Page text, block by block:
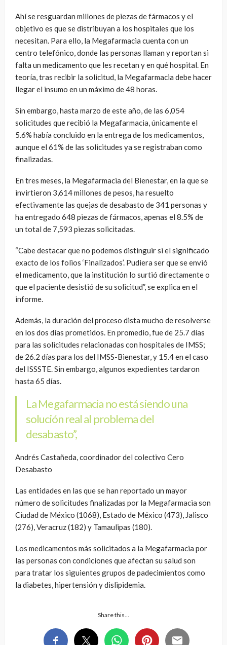
Ahí se resguardan millones de piezas de fármacos y el
objetivo es que se distribuyan a los hospitales que los
necesitan. Para ello, la Megafarmacia cuenta con un
centro telefónico, donde las personas llaman y reportan si
falta un medicamento que les recetan y en qué hospital. En
teoría, tras recibir la solicitud, la Megafarmacia debe hacer
llegar el insumo en un máximo de 48 horas.
Sin embargo, hasta marzo de este año, de las 6,054
solicitudes que recibió la Megafarmacia, únicamente el
5.6% había concluido en la entrega de los medicamentos,
aunque el 61% de las solicitudes ya se registraban como
finalizadas.
En tres meses, la Megafarmacia del Bienestar, en la que se
invirtieron 3,614 millones de pesos, ha resuelto
efectivamente las quejas de desabasto de 341 personas y
ha entregado 648 piezas de fármacos, apenas el 8.5% de
un total de 7,593 piezas solicitadas.
“Cabe destacar que no podemos distinguir si el significado
exacto de los folios ‘Finalizados’. Pudiera ser que se envió
el medicamento, que la institución lo surtió directamente o
que el paciente desistió de su solicitud”, se explica en el
informe.
Además, la duración del proceso dista mucho de resolverse
en los dos días prometidos. En promedio, fue de 25.7 días
para las solicitudes relacionadas con hospitales de IMSS;
de 26.2 días para los del IMSS-Bienestar, y 15.4 en el caso
del ISSSTE. Sin embargo, algunos expedientes tardaron
hasta 65 días.
La Megafarmacia no está siendo una
solución real al problema del
desabasto”,
Andrés Castañeda, coordinador del colectivo Cero
Desabasto
Las entidades en las que se han reportado un mayor
número de solicitudes finalizadas por la Megafarmacia son
Ciudad de México (1068), Estado de México (473), Jalisco
(276), Veracruz (182) y Tamaulipas (180).
Los medicamentos más solicitados a la Megafarmacia por
las personas con condiciones que afectan su salud son
para tratar los siguientes grupos de padecimientos como
la diabetes, hipertensión y dislipidemia.
Share this…